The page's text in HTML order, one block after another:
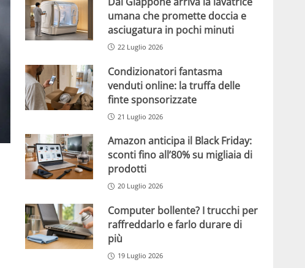
umana che promette doccia e
asciugatura in pochi minuti
22 Luglio 2026
Condizionatori fantasma
venduti online: la truffa delle
finte sponsorizzate
21 Luglio 2026
Amazon anticipa il Black Friday:
sconti fino all’80% su migliaia di
prodotti
20 Luglio 2026
Computer bollente? I trucchi per
raffreddarlo e farlo durare di
più
19 Luglio 2026